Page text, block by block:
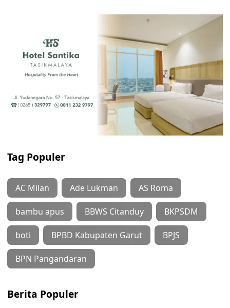
Tag Populer
AC Milan Ade Lukman AS Roma
bambu apus BBWS Citanduy BKPSDM
boti BPBD Kabupaten Garut BPJS
BPN Pangandaran
Berita Populer